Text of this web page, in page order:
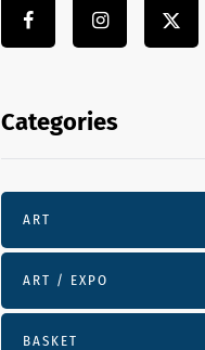
Categories
ART
ART / EXPO
BASKET